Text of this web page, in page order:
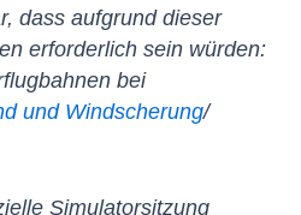
dass aufgrund dieser
erforderlich sein würden:
bei
und Windscherung/
Simulatorsitzung